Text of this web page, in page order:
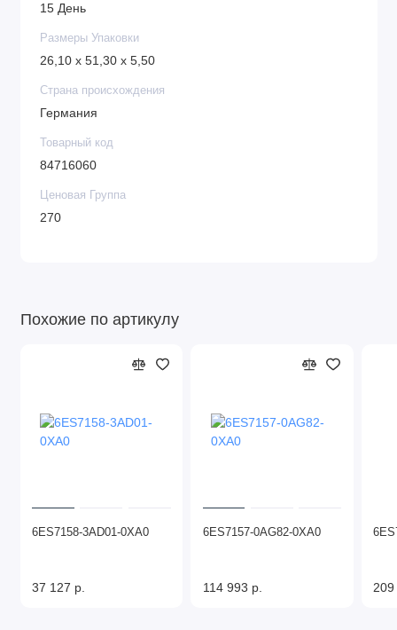
15 День
Размеры Упаковки
26,10 x 51,30 x 5,50
Страна происхождения
Германия
Товарный код
84716060
Ценовая Группа
270
Похожие по артикулу
6ES7158-3AD01-0XA0
37 127 р.
6ES7157-0AG82-0XA0
114 993 р.